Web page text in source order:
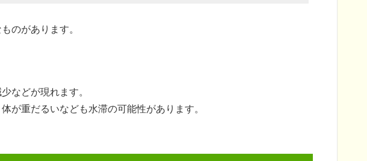
のがあります。
などが現れます。
が重だるいなども水滞の可能性があります。